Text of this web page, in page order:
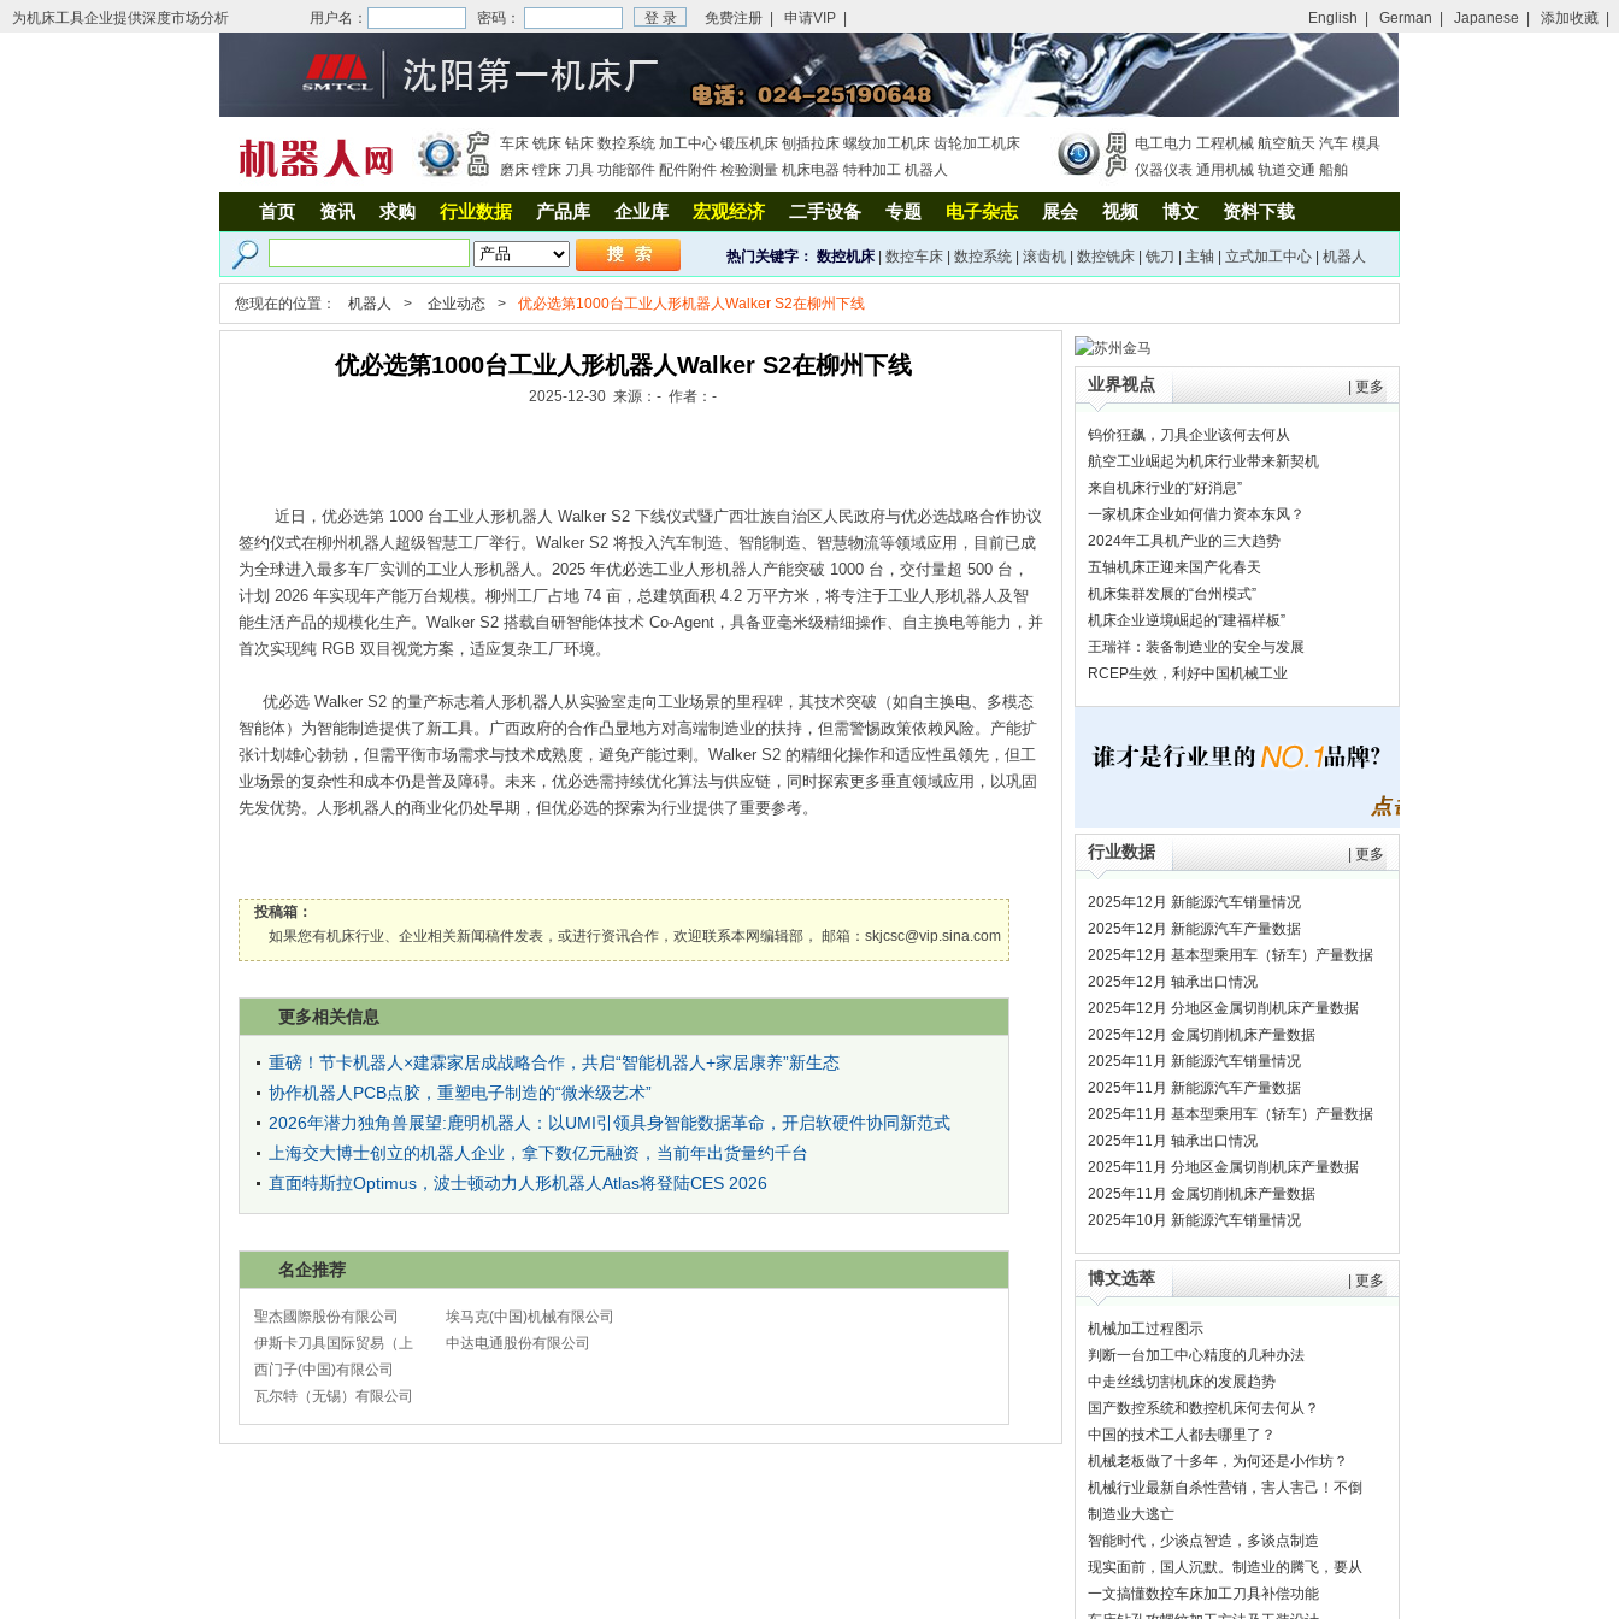
为机床工具企业提供深度市场分析 用户名： 密码： 免费注册 申请VIP English German Japanese 添加收藏
车床 铣床 钻床 数控系统 加工中心 锻压机床 刨插拉床 螺纹加工机床 齿轮加工机床
磨床 镗床 刀具 功能部件 配件附件 检验测量 机床电器 特种加工 机器人
电工电力 工程机械 航空航天 汽车 模具
仪器仪表 通用机械 轨道交通 船舶
首页 资讯 求购 行业数据 产品库 企业库 宏观经济 二手设备 专题 电子杂志 展会 视频 博文 资料下载
热门关键字： 数控机床| 数控车床| 数控系统| 滚齿机| 数控铣床| 铣刀 主轴 立式加工中心| 机器人
您现在的位置： 机器人 > 企业动态 > 优必选第1000台工业人形机器人Walker S2在柳州下线
优必选第1000台工业人形机器人Walker S2在柳州下线
2025-12-30 来源：- 作者：-
近日，优必选第 1000 台工业人形机器人 Walker S2 下线仪式暨广西壮族自治区人民政府与优必选战略合作协议
签约仪式在柳州机器人超级智慧工厂举行。Walker S2 将投入汽车制造、智能制造、智慧物流等领域应用，目前已成
为全球进入最多车厂实训的工业人形机器人。2025 年优必选工业人形机器人产能突破 1000 台，交付量超 500 台，
计划 2026 年实现年产能万台规模。柳州工厂占地 74 亩，总建筑面积 4.2 万平方米，将专注于工业人形机器人及智
能生活产品的规模化生产。Walker S2 搭载自研智能体技术 Co-Agent，具备亚毫米级精细操作、自主换电等能力，并
首次实现纯 RGB 双目视觉方案，适应复杂工厂环境。
优必选 Walker S2 的量产标志着人形机器人从实验室走向工业场景的里程碑，其技术突破（如自主换电、多模态
智能体）为智能制造提供了新工具。广西政府的合作凸显地方对高端制造业的扶持，但需警惕政策依赖风险。产能扩
张计划雄心勃勃，但需平衡市场需求与技术成熟度，避免产能过剩。Walker S2 的精细化操作和适应性虽领先，但工
业场景的复杂性和成本仍是普及障碍。未来，优必选需持续优化算法与供应链，同时探索更多垂直领域应用，以巩固
先发优势。人形机器人的商业化仍处早期，但优必选的探索为行业提供了重要参考。
投稿箱：
如果您有机床行业、企业相关新闻稿件发表，或进行资讯合作，欢迎联系本网编辑部， 邮箱：skjcsc@vip.sina.com
更多相关信息
重磅！节卡机器人×建霖家居成战略合作，共启“智能机器人+家居康养”新生态
协作机器人PCB点胶，重塑电子制造的“微米级艺术”
2026年潜力独角兽展望:鹿明机器人：以UMI引领具身智能数据革命，开启软硬件协同新范式
上海交大博士创立的机器人企业，拿下数亿元融资，当前年出货量约千台
直面特斯拉Optimus，波士顿动力人形机器人Atlas将登陆CES 2026
名企推荐
聖杰國際股份有限公司
伊斯卡刀具国际贸易（上
海）有限公司
西门子(中国)有限公司
瓦尔特（无锡）有限公司
埃马克(中国)机械有限公司
太仓分公司
中达电通股份有限公司
业界视点 更多
钨价狂飙，刀具企业该何去何从
航空工业崛起为机床行业带来新契机
来自机床行业的“好消息”
一家机床企业如何借力资本东风？
2024年工具机产业的三大趋势
五轴机床正迎来国产化春天
机床集群发展的“台州模式”
机床企业逆境崛起的“建福样板”
王瑞祥：装备制造业的安全与发展
RCEP生效，利好中国机械工业
行业数据 更多
2025年12月 新能源汽车销量情况
2025年12月 新能源汽车产量数据
2025年12月 基本型乘用车（轿车）产量数据
2025年12月 轴承出口情况
2025年12月 分地区金属切削机床产量数据
2025年12月 金属切削机床产量数据
2025年11月 新能源汽车销量情况
2025年11月 新能源汽车产量数据
2025年11月 基本型乘用车（轿车）产量数据
2025年11月 轴承出口情况
2025年11月 分地区金属切削机床产量数据
2025年11月 金属切削机床产量数据
2025年10月 新能源汽车销量情况
博文选萃 更多
机械加工过程图示
判断一台加工中心精度的几种办法
中走丝线切割机床的发展趋势
国产数控系统和数控机床何去何从？
中国的技术工人都去哪里了？
机械老板做了十多年，为何还是小作坊？
机械行业最新自杀性营销，害人害己！不倒
闭才
制造业大逃亡
智能时代，少谈点智造，多谈点制造
现实面前，国人沉默。制造业的腾飞，要从
机床
一文搞懂数控车床加工刀具补偿功能